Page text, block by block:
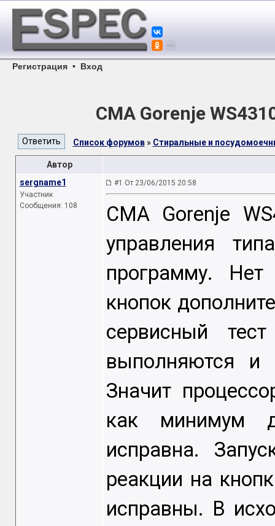
Регистрация • Вход
СМА Gorenje
Список форумов» Стиральные и
Автор
sergname1
Участник
Сообщения: 108
#1 От 23/06/2015 20:58
СМА Gorenje
управления
программу.
кнопок
сервисный
выполняются и
Значит
как минимум
исправна.
реакции на
исправны. В